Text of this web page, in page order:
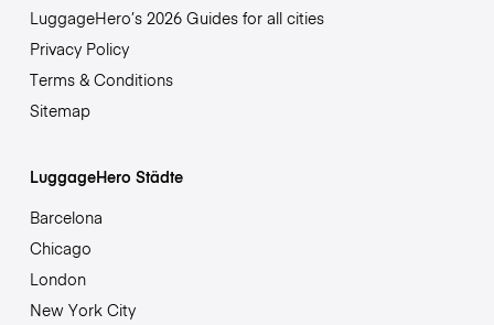
LuggageHero’s 2026 Guides for all cities
Privacy Policy
Terms & Conditions
Sitemap
LuggageHero Städte
Barcelona
Chicago
London
New York City